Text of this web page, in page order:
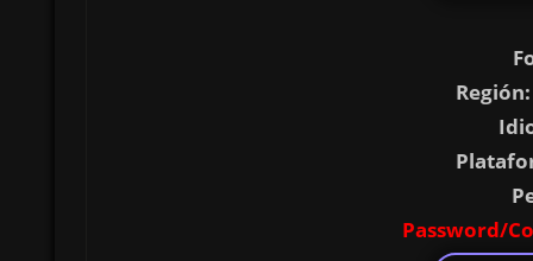
Región:
Password/